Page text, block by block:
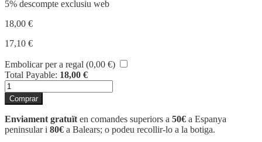
5% descompte exclusiu web
18,00 €
17,10 €
Embolicar per a regal (0,00 €)
Total Payable: 18,00 €
quantitat
de
MOLT
A
PROP
DEL
Comprar
Enviament gratuït en comandes superiors a 50€ a Espanya
peninsular i 80€ a Balears; o podeu recollir-lo a la botiga.